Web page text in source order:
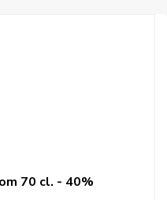
70 cl. - 40%